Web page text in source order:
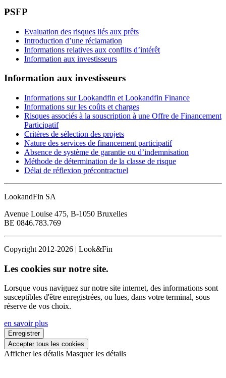
PSFP
Evaluation des risques liés aux prêts
Introduction d’une réclamation
Informations relatives aux conflits d’intérêt
Information aux investisseurs
Information aux investisseurs
Informations sur Lookandfin et Lookandfin Finance
Informations sur les coûts et charges
Risques associés à la souscription à une Offre de Financement
Participatif
Critères de sélection des projets
Nature des services de financement participatif
Absence de système de garantie ou d’indemnisation
Méthode de détermination de la classe de risque
Délai de réflexion précontractuel
LookandFin SA
Avenue Louise 475, B-1050 Bruxelles
BE 0846.783.769
Copyright 2012-2026 | Look&Fin
Les cookies sur notre site.
Lorsque vous naviguez sur notre site internet, des informations sont
susceptibles d'être enregistrées, ou lues, dans votre terminal, sous
réserve de vos choix.
en savoir plus
Enregistrer
Accepter tous les cookies
Afficher les détails Masquer les détails